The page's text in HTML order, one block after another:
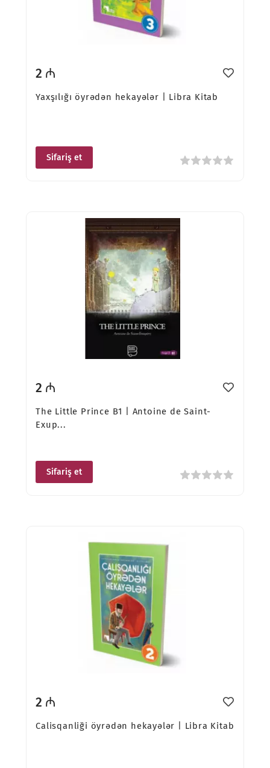
2 ₼
Yaxşılığı öyrədən hekayələr | Libra Kitab
Sifariş et
2 ₼
The Little Prince B1 | Antoine de Saint-
Exup...
Sifariş et
2 ₼
Calisqanliği öyrədən hekayələr | Libra Kitab